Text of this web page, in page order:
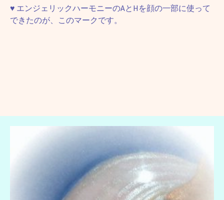
♥ エンジェリックハーモニーのAとHを顔の一部に使って
できたのが、このマークです。